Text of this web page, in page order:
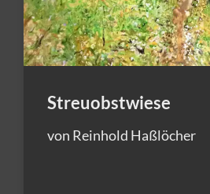
Streuobstwiese
von Reinhold Haßlöcher